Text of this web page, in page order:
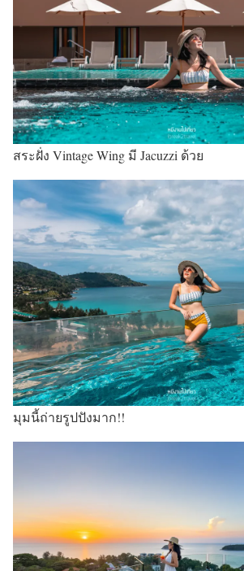
สระฝั่ง Vintage Wing มี Jacuzzi ด้วย
มุมนี้ถ่ายรูปปังมาก!!